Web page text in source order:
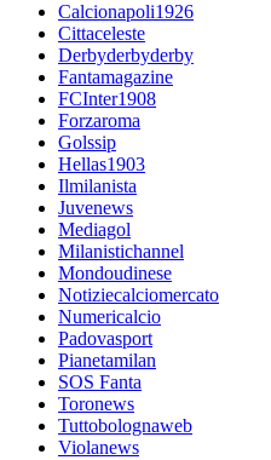
Calcionapoli1926
Cittaceleste
Derbyderbyderby
Fantamagazine
FCInter1908
Forzaroma
Golssip
Hellas1903
Ilmilanista
Juvenews
Mediagol
Milanistichannel
Mondoudinese
Notiziecalciomercato
Numericalcio
Padovasport
Pianetamilan
SOS Fanta
Toronews
Tuttobolognaweb
Violanews